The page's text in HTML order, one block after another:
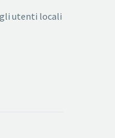
utenti locali